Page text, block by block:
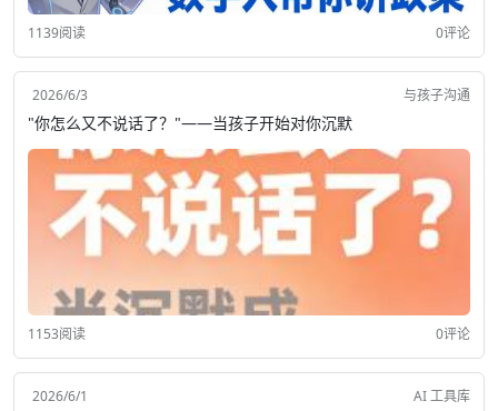
1139阅读 0评论
2026/6/3 与孩子沟通
"你怎么又不说话了？"——当孩子开始对你沉默
1153阅读 0评论
2026/6/1 AI 工具库